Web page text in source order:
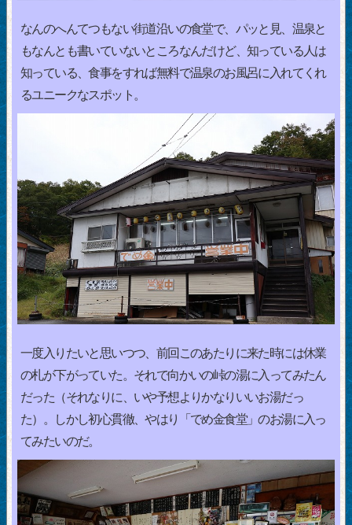
なんのへんてつもない街道沿いの食堂で、パッと見、温泉と
もなんとも書いていないところなんだけど、知っている人は
知っている、食事をすれば無料で温泉のお風呂に入れてくれ
るユニークなスポット。
一度入りたいと思いつつ、前回このあたりに来た時には休業
の札が下がっていた。それで向かいの峠の湯に入ってみたん
だった（それなりに、いや予想よりかなりいいお湯だっ
た）。しかし初心貫徹、やはり「でめ金食堂」のお湯に入っ
てみたいのだ。